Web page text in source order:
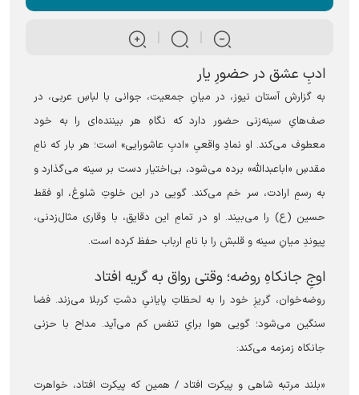
ادبِ عشق در حضورِ یار
به گزارش آستان نیوز، در میانِ جمعیت، جوانی با لباسِ عربی، در
صف‌هایِ سینه‌زنی حضور دارد که نگاهِ هر بیننده‌ای را به خود
معطوف می‌کند. او نمادِ واقعیِ «ادبِ عاشورایی» است؛ هر بار که نامِ
مقدسِ «اباعبدالله» برده می‌شود، بی‌اختیار دست بر سینه می‌گذارد و
به رسمِ ارادت، سر خم می‌کند. گویی در این خلوتِ شلوغ، او فقط
حسین (ع) را می‌بیند. او در تمامِ این دقایق، با وقاری مثال‌زدنی،
پیوندِ میانِ سینه و قلبش را با نامِ ارباب حفظ کرده است.
اوجِ جانکاهِ روضه؛ وقتی رواق به گریه افتاد
روضه‌خوان، گریزِ خود را به لحظاتِ پایانیِ دشتِ کربلا می‌زند. فضا
سنگین می‌شود؛ گویی هوا برایِ تنفس کم می‌آید. مداح با حزنی
جانکاه زمزمه می‌کند:
«بلند مرتبه شاهی و پیکرت افتاد / همین که پیکرت افتاد، خواهرت